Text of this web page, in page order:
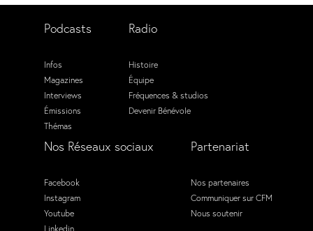
Podcasts
Infos
Magazines
Interviews
Émissions
Thémas
Radio
Histoire
Équipe
Fréquences & studios
Devenir Bénévole
Nos Réseaux sociaux
Facebook
Instagram
Youtube
Linkedin
Partenariat
Nos partenaires
Communiquer sur CFM
Nous soutenir